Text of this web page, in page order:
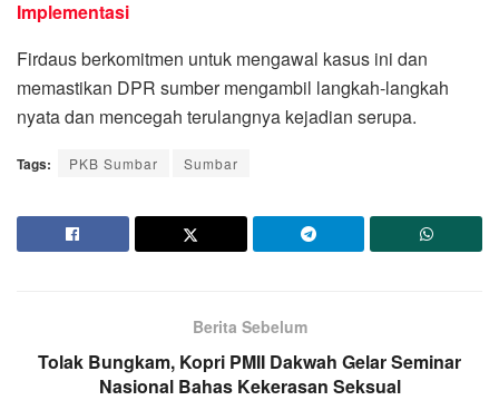
Implementasi
Firdaus berkomitmen untuk mengawal kasus ini dan
memastikan DPR sumber mengambil langkah-langkah
nyata dan mencegah terulangnya kejadian serupa.
Tags: PKB Sumbar Sumbar
Berita Sebelum
Tolak Bungkam, Kopri PMII Dakwah Gelar Seminar
Nasional Bahas Kekerasan Seksual